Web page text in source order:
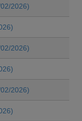
2026)
2026)
2026)